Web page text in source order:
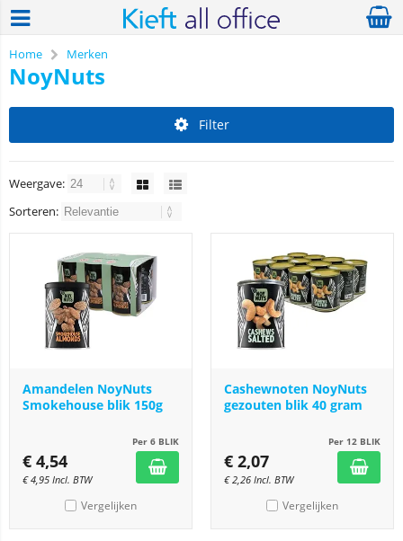
Home Merken
NoyNuts
Filter
Weergave:
Sorteren:
Amandelen NoyNuts
Smokehouse blik 150g
Per 6 BLIK
€ 4,54
€4,95 Incl. BTW
Vergelijken
Cashewnoten NoyNuts
gezouten blik 40 gram
Per 12 BLIK
€ 2,07
€2,26 Incl. BTW
Vergelijken